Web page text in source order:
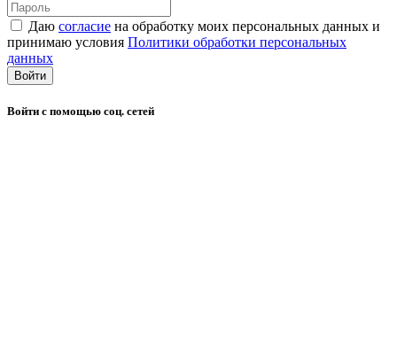
Даю согласие на обработку моих персональных данных и
принимаю условия Политики обработки персональных
данных
Войти
Войти с помощью соц. сетей